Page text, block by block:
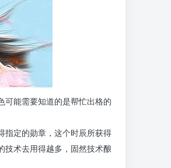
可能需要知道的是帮忙出格的
指定的勋章，这个时辰所获得
技术去用得越多，固然技术酿